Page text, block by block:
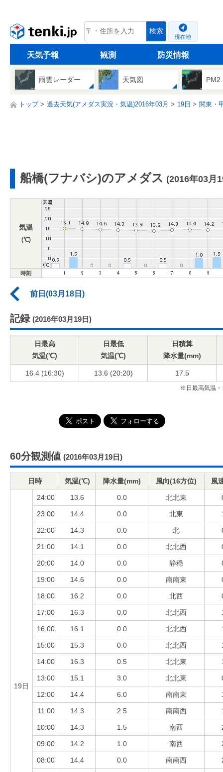
tenki.jp 検索
現在地
天気予報 観測 防災情報
雨雲レーダー 天気図
トップ 過去天気(アメダス実況・気温)2016年03月 19日 関東・
船橋(フナバシ)のアメダス (2016年03月
気温
(℃)
時刻
前日(03月18日)
記録 (2016年03月19日)
日最高
気温(℃)
日最低
気温(℃)
日積算
降水量(mm)
16.4 (16:30) 13.6 (20:20) 17.5
※日最高気温・
60分観測値 (2016年03月19日)
日時 気温(℃) 降水量(mm) 風向(16方位) 風
19日
24:00 13.6 0.0 北北東
23:00 14.4 0.0 北東
22:00 14.3 0.0 北
21:00 14.1 0.0 北北西
20:00 14.0 0.0 静穏
19:00 14.6 0.0 南南東
18:00 16.2 0.0 北西
17:00 16.3 0.0 北北西
16:00 16.1 0.0 北北西
15:00 15.3 0.0 北北西
14:00 16.3 0.5 北北東
13:00 15.1 3.0 北北東
12:00 14.4 6.0 南南東
11:00 14.3 2.5 南南西
10:00 14.3 1.5 南西
09:00 14.2 1.0 南西
08:00 14.4 0.0 南南西